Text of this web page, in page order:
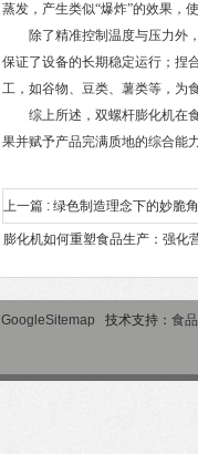
蒸发，产生类似“爆炸”的效果，
除了精准控制温度与压力外，
保证了设备的长期稳定运行；捏
工，如谷物、豆类、薯类等，为
综上所述，双螺杆膨化机在食
果并赋予产品完满质地的综合能
上一篇 : 绿色制造理念下的妙脆
膨化机如何重塑食品生产：强化
GoogleSitemap 技术支持： 食